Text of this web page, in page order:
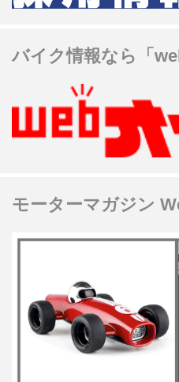
バイク情報なら「
モーターマガジン